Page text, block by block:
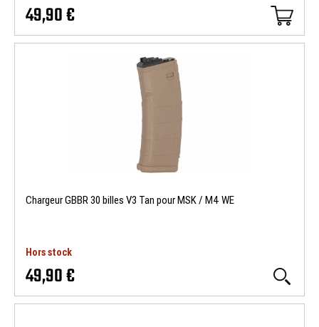
49,90 €
Chargeur GBBR 30 billes V3 Tan pour MSK / M4 WE
Hors stock
49,90 €